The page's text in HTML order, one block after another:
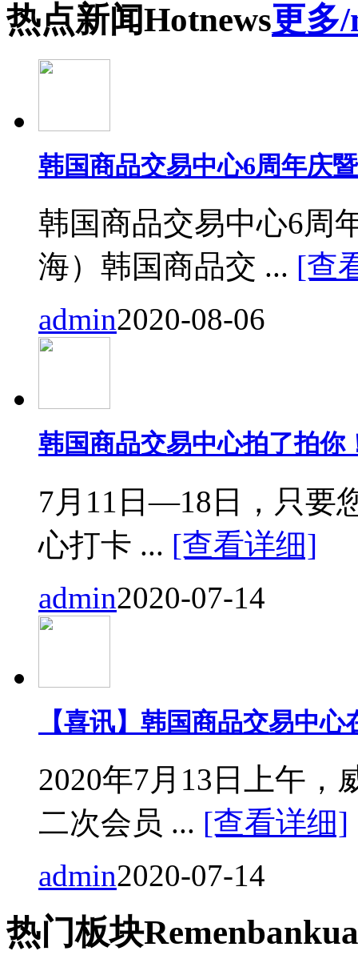
热点新闻Hotnews更多
韩国商品交易中心6周年庆
韩国商品交易中心6周
海）韩国商品交 ... [查
admin2020-08-06
韩国商品交易中心拍了拍你
7月11日—18日，只要
心打卡 ... [查看详细]
admin2020-07-14
【喜讯】韩国商品交易中
2020年7月13日上午，
二次会员 ... [查看详细]
admin2020-07-14
热门板块Remen